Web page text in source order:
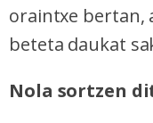
oraintxe bertan,
beteta daukat
Nola sortzen